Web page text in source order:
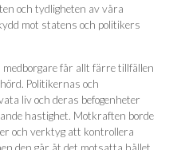
och tydligheten av våra
mot statens och politikers
får allt färre tillfällen
Politikernas och
liv och deras befogenheter
hastighet. Motkraften borde
och verktyg att kontrollera
den går åt det motsatta hållet.